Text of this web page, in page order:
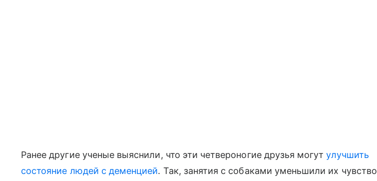
Ранее другие ученые выяснили, что эти четвероногие друзья могутулучшить
состояние людей с деменцией. Так, занятия с собаками уменьшили их чувство